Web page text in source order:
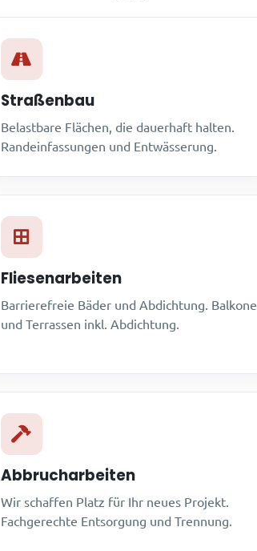
Straßenbau
Belastbare Flächen, die dauerhaft halten.
Randeinfassungen und Entwässerung.
Fliesenarbeiten
Barrierefreie Bäder und Abdichtung. Balkone
und Terrassen inkl. Abdichtung.
Abbrucharbeiten
Wir schaffen Platz für Ihr neues Projekt.
Fachgerechte Entsorgung und Trennung.